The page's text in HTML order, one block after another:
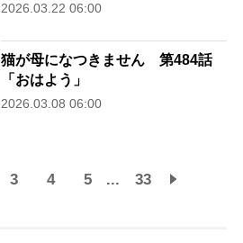
2026.03.22 06:00
猫が母になつきません 第484話
「おはよう」
2026.03.08 06:00
3 4 5 ... 33